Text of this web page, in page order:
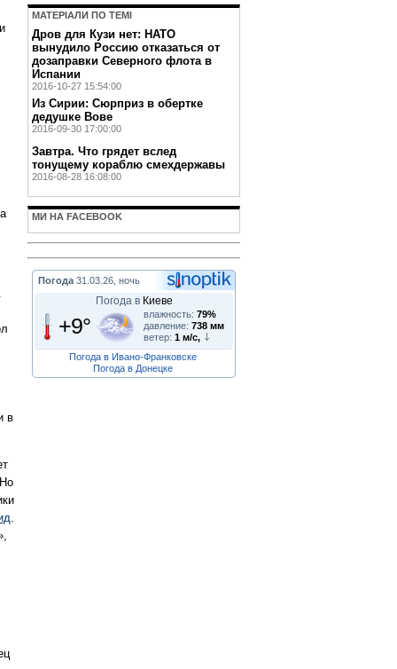
в
МАТЕРIАЛИ ПО ТЕМI
Дров для Кузи нет: НАТО
вынудило Россию отказаться от
дозаправки Северного флота в
Испании
2016-10-27 15:54:00
Из Сирии: Сюрприз в обертке
дедушке Вове
2016-09-30 17:00:00
Завтра. Что грядет вслед
тонущему кораблю смехдержавы
2016-08-28 16:08:00
МИ НА FACEBOOK
Погода 31.03.26, ночь
Погода в Киеве
+9° влажность: 79%
давление: 738 мм
ветер: 1 м/с,
Погода в Ивано-Франковске
Погода в Донецке